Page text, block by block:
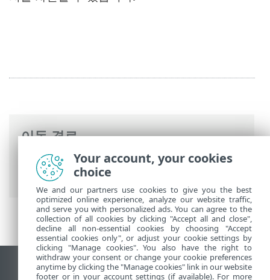
이동 경로
ESET 온라인 도움말>ESET Mail Security>
고급 설정
> 웹 및 이메일
데스크톱 사이트 보기
Your account, your cookies
choice
We and our partners use cookies to give you the best
optimized online experience, analyze our website traffic,
and serve you with personalized ads. You can agree to the
collection of all cookies by clicking "Accept all and close",
decline all non-essential cookies by choosing "Accept
essential cookies only", or adjust your cookie settings by
clicking "Manage cookies". You also have the right to
withdraw your consent or change your cookie preferences
anytime by clicking the "Manage cookies" link in our website
footer or in your account settings (if available). For more